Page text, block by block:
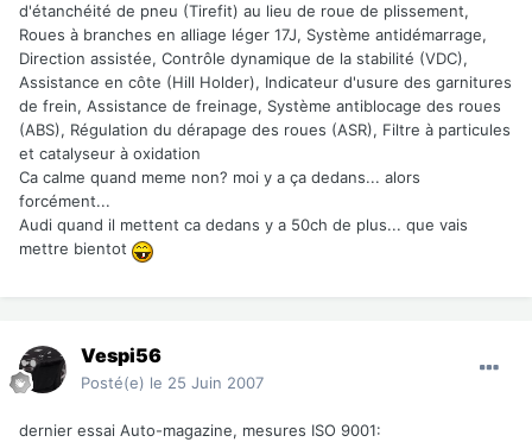
d'étanchéité de pneu (Tirefit) au lieu de roue de plissement,
Roues à branches en alliage léger 17J, Système antidémarrage,
Direction assistée, Contrôle dynamique de la stabilité (VDC),
Assistance en côte (Hill Holder), Indicateur d'usure des garnitures
de frein, Assistance de freinage, Système antiblocage des roues
(ABS), Régulation du dérapage des roues (ASR), Filtre à particules
et catalyseur à oxidation
Ca calme quand meme non? moi y a ça dedans... alors
forcément...
Audi quand il mettent ca dedans y a 50ch de plus... que vais
mettre bientot
Vespi56
Posté(e) le 25 Juin 2007
dernier essai Auto-magazine, mesures ISO 9001: